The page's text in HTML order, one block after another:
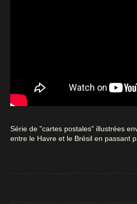
Série de "cartes postales" illustrées
entre le Havre et le Brésil en passant